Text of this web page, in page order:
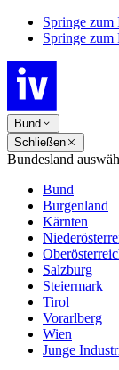
Springe zum
Springe zum
Bund
Schließen
Bundesland
Bund
Burgenland
Kärnten
Salzburg
Steiermark
Tirol
Vorarlberg
Wien
Junge